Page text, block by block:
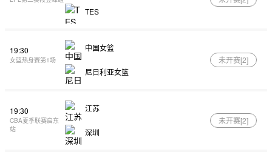
TES
19:30
女篮热身赛第1场
中国女篮
尼日利亚女篮
未开赛[2]
19:30
CBA夏季联赛启东
站
江苏
深圳
未开赛[2]